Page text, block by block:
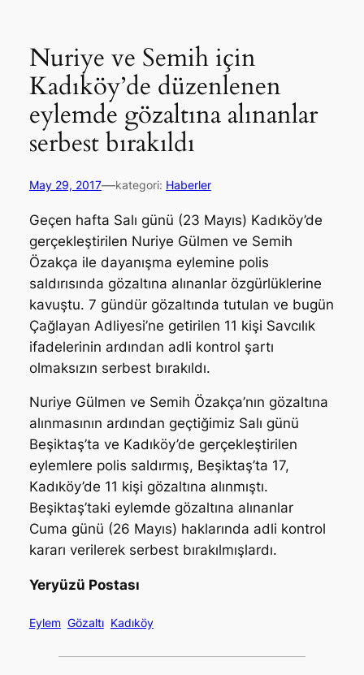
Nuriye ve Semih için
Kadıköy’de düzenlenen
eylemde gözaltına alınanlar
serbest bırakıldı
May 29, 2017—kategori: Haberler
Geçen hafta Salı günü (23 Mayıs) Kadıköy’de
gerçekleştirilen Nuriye Gülmen ve Semih
Özakça ile dayanışma eylemine polis
saldırısında gözaltına alınanlar özgürlüklerine
kavuştu. 7 gündür gözaltında tutulan ve bugün
Çağlayan Adliyesi’ne getirilen 11 kişi Savcılık
ifadelerinin ardından adli kontrol şartı
olmaksızın serbest bırakıldı.
Nuriye Gülmen ve Semih Özakça’nın gözaltına
alınmasının ardından geçtiğimiz Salı günü
Beşiktaş’ta ve Kadıköy’de gerçekleştirilen
eylemlere polis saldırmış, Beşiktaş’ta 17,
Kadıköy’de 11 kişi gözaltına alınmıştı.
Beşiktaş’taki eylemde gözaltına alınanlar
Cuma günü (26 Mayıs) haklarında adli kontrol
kararı verilerek serbest bırakılmışlardı.
Yeryüzü Postası
Eylem Gözaltı Kadıköy